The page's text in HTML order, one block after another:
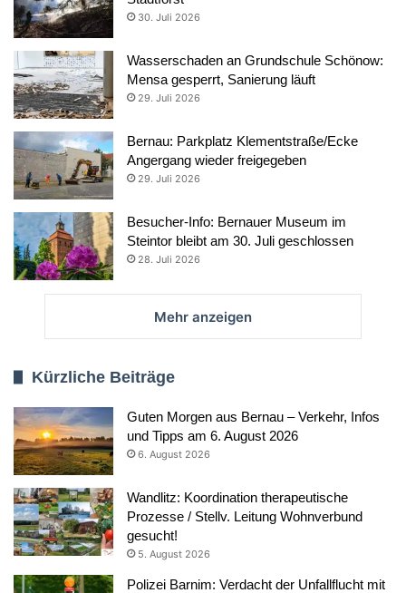
30. Juli 2026
Wasserschaden an Grundschule Schönow:
Mensa gesperrt, Sanierung läuft
29. Juli 2026
Bernau: Parkplatz Klementstraße/Ecke
Angergang wieder freigegeben
29. Juli 2026
Besucher-Info: Bernauer Museum im
Steintor bleibt am 30. Juli geschlossen
28. Juli 2026
Mehr anzeigen
Kürzliche Beiträge
Guten Morgen aus Bernau – Verkehr, Infos
und Tipps am 6. August 2026
6. August 2026
Wandlitz: Koordination therapeutische
Prozesse / Stellv. Leitung Wohnverbund
gesucht!
5. August 2026
Polizei Barnim: Verdacht der Unfallflucht mit